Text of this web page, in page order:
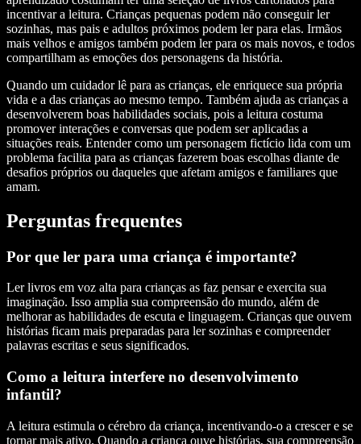
incentivar a leitura. Crianças pequenas podem não conseguir ler
sozinhas, mas pais e adultos próximos podem ler para elas. Irmãos
mais velhos e amigos também podem ler para os mais novos, e todos
compartilham as emoções dos personagens da história.
Quando um cuidador lê para as crianças, ele enriquece sua própria
vida e a das crianças ao mesmo tempo. Também ajuda as crianças a
desenvolverem boas habilidades sociais, pois a leitura costuma
promover interações e conversas que podem ser aplicadas a
situações reais. Entender como um personagem fictício lida com um
problema facilita para as crianças fazerem boas escolhas diante de
desafios próprios ou daqueles que afetam amigos e familiares que
amam.
Perguntas frequentes
Por que ler para uma criança é importante?
Ler livros em voz alta para crianças as faz pensar e exercita sua
imaginação. Isso amplia sua compreensão do mundo, além de
melhorar as habilidades de escuta e linguagem. Crianças que ouvem
histórias ficam mais preparadas para ler sozinhas e compreender
palavras escritas e seus significados.
Como a leitura interfere no desenvolvimento
infantil?
A leitura estimula o cérebro da criança, incentivando-o a crescer e se
tornar mais ativo. Quando a criança ouve histórias, sua compreensão